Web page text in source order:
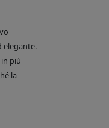
elegante.
più
la